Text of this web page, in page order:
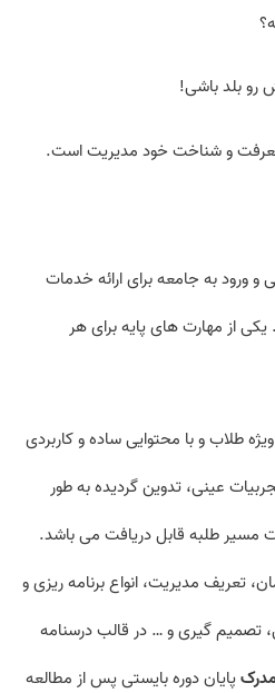
رو بلد باشی!
و شناخت خود مدیریت است.
و ورود به جامعه برای ارائه خدمات
یکی از مهارت های پایه برای هر
طلاب و با محتوایی ساده و کاربردی
عینی، تدوین گردیده به طور
مسیر طلبه قابل دریافت می باشد.
تعریف مدیریت، انواع برنامه ریزی و
تصمیم گیری و … در قالب درسنامه
پایان دوره بایستی پس از مطالعه